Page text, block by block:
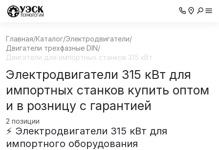
Главная/Каталог/Электродвигатели/
Двигатели трехфазные DIN/
Двигатели для импортных станков 315 кВт
Электродвигатели 315 кВт для
импортных станков купить оптом
и в розницу с гарантией
2 позиции
⚡ Электродвигатели 315 кВт для
импортного оборудования